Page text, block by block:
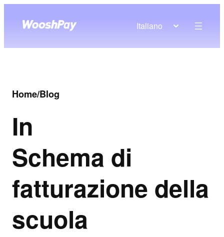
Italiano
Home/Blog
In
Schema di
fatturazione della
scuola